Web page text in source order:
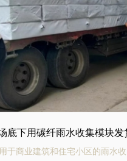
态多孔纤维棉正在发货
承载能力、高抗渗能力、抗老化